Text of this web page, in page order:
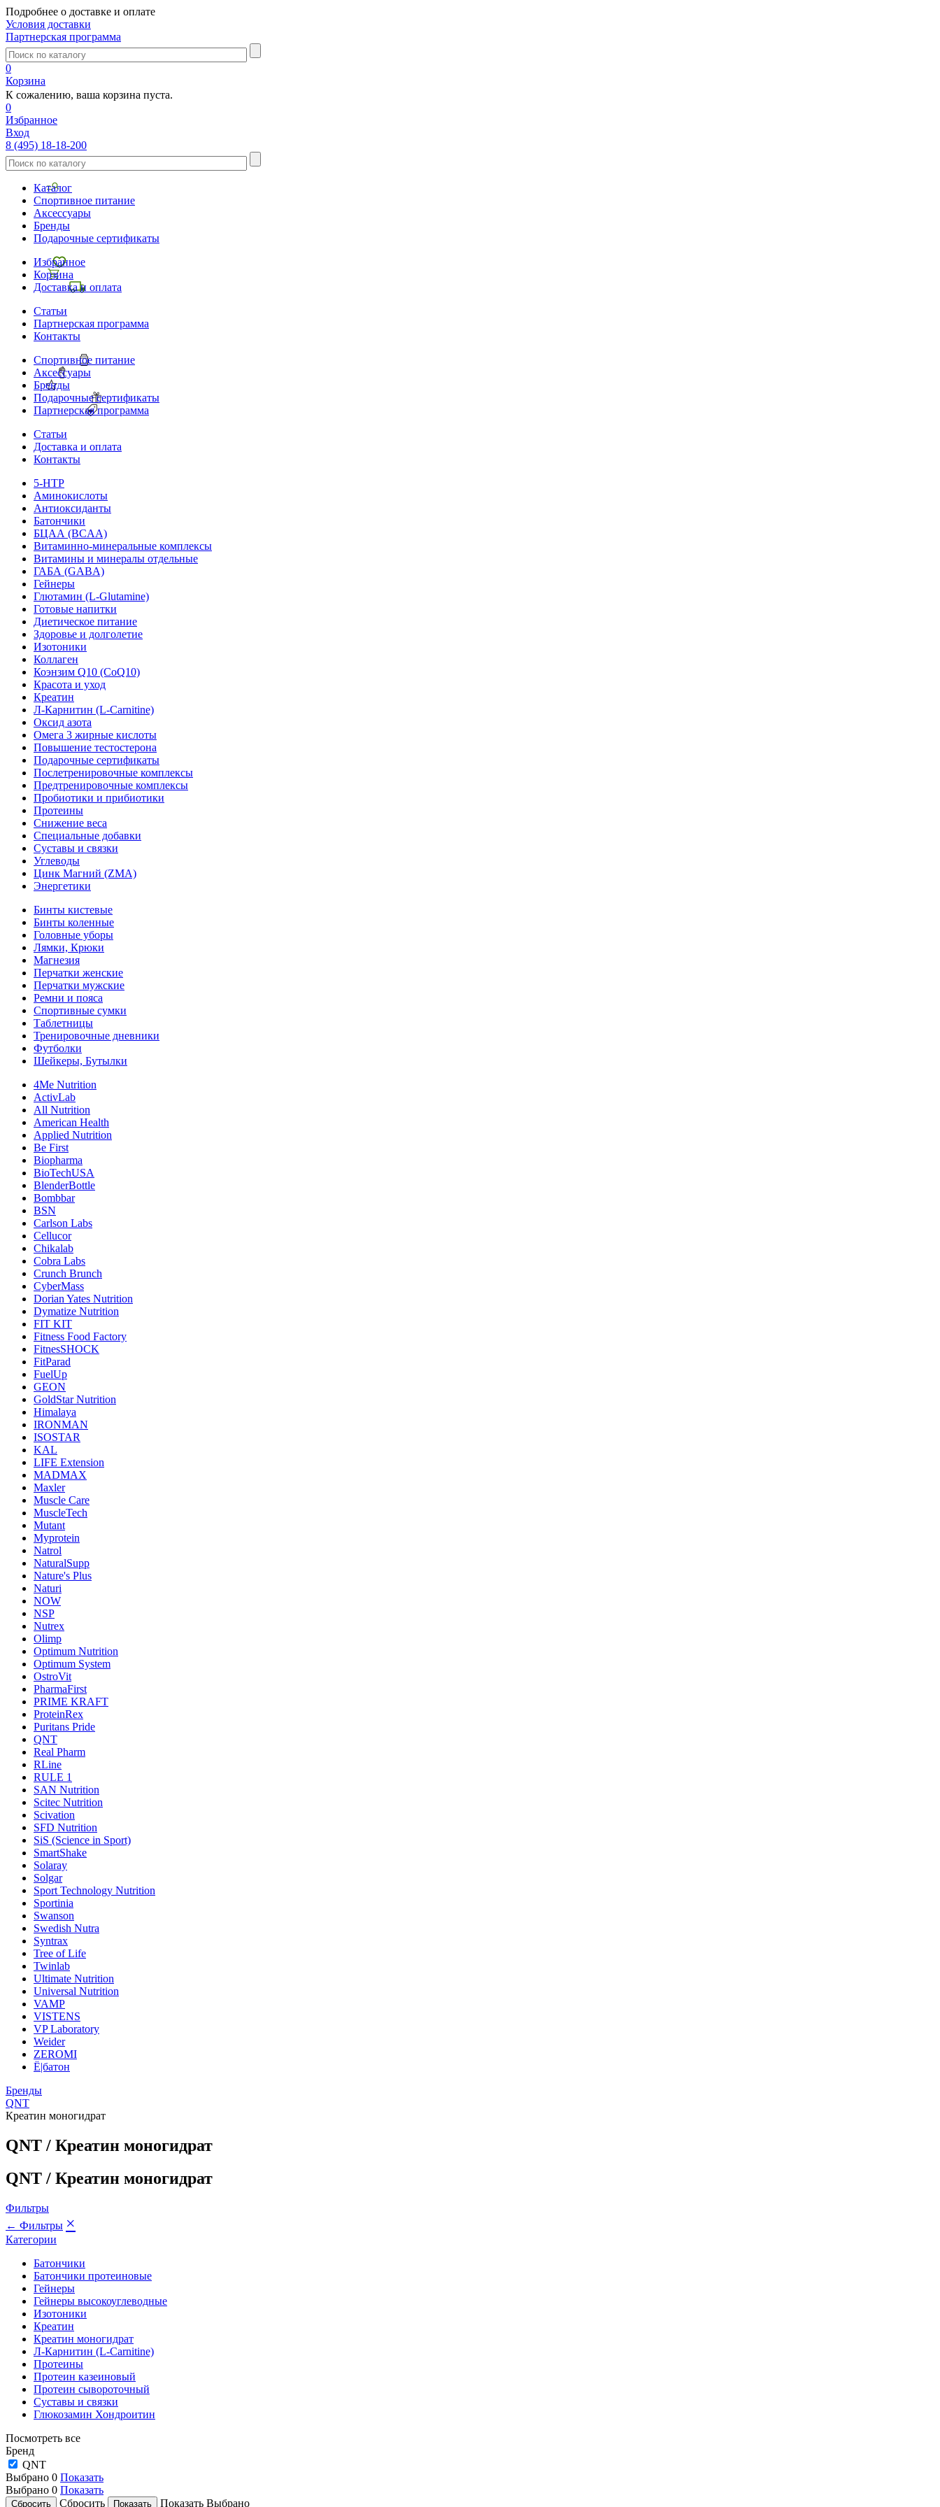
Подробнее о доставке и оплате
Условия доставки
Партнерская программа
0
Корзина
К сожалению, ваша корзина пуста.
0
Избранное
Вход
8 (495) 18-18-200
Каталог
Спортивное питание
Аксессуары
Бренды
Подарочные сертификаты
Избранное
Корзина
Доставка и оплата
Статьи
Партнерская программа
Контакты
Спортивное питание
Аксессуары
Бренды
Подарочные сертификаты
Партнерская программа
Статьи
Доставка и оплата
Контакты
5-HTP
Аминокислоты
Антиоксиданты
Батончики
БЦАА (BCAA)
Витаминно-минеральные комплексы
Витамины и минералы отдельные
ГАБА (GABA)
Гейнеры
Глютамин (L-Glutamine)
Готовые напитки
Диетическое питание
Здоровье и долголетие
Изотоники
Коллаген
Коэнзим Q10 (CoQ10)
Красота и уход
Креатин
Л-Карнитин (L-Сarnitine)
Оксид азота
Омега 3 жирные кислоты
Повышение тестостерона
Подарочные сертификаты
Послетренировочные комплексы
Предтренировочные комплексы
Пробиотики и прибиотики
Протеины
Снижение веса
Специальные добавки
Суставы и связки
Углеводы
Цинк Магний (ZMA)
Энергетики
Бинты кистевые
Бинты коленные
Головные уборы
Лямки, Крюки
Магнезия
Перчатки женские
Перчатки мужские
Ремни и пояса
Спортивные сумки
Таблетницы
Тренировочные дневники
Футболки
Шейкеры, Бутылки
4Me Nutrition
ActivLab
All Nutrition
American Health
Applied Nutrition
Be First
Biopharma
BioTechUSA
BlenderBottle
Bombbar
BSN
Carlson Labs
Cellucor
Chikalab
Cobra Labs
Crunch Brunch
CyberMass
Dorian Yates Nutrition
Dymatize Nutrition
FIT KIT
Fitness Food Factory
FitnesSHOCK
FitParad
FuelUp
GEON
GoldStar Nutrition
Himalaya
IRONMAN
ISOSTAR
KAL
LIFE Extension
MADMAX
Maxler
Muscle Care
MuscleTech
Mutant
Myprotein
Natrol
NaturalSupp
Nature's Plus
Naturi
NOW
NSP
Nutrex
Olimp
Optimum Nutrition
Optimum System
OstroVit
PharmaFirst
PRIME KRAFT
ProteinRex
Puritans Pride
QNT
Real Pharm
RLine
RULE 1
SAN Nutrition
Scitec Nutrition
Scivation
SFD Nutrition
SiS (Science in Sport)
SmartShake
Solaray
Solgar
Sport Technology Nutrition
Sportinia
Swanson
Swedish Nutra
Syntrax
Tree of Life
Twinlab
Ultimate Nutrition
Universal Nutrition
VAMP
VISTENS
VP Laboratory
Weider
ZEROMI
Ё|батон
Бренды
QNT
Креатин моногидрат
QNT / Креатин моногидрат
QNT / Креатин моногидрат
Фильтры
← Фильтры ×
Категории
Батончики
Батончики протеиновые
Гейнеры
Гейнеры высокоуглеводные
Изотоники
Креатин
Креатин моногидрат
Л-Карнитин (L-Сarnitine)
Протеины
Протеин казеиновый
Протеин сывороточный
Суставы и связки
Глюкозамин Хондроитин
Посмотреть все
Бренд
QNT
Выбрано 0 Показать
Выбрано 0 Показать
Сбросить
Показать Выбрано